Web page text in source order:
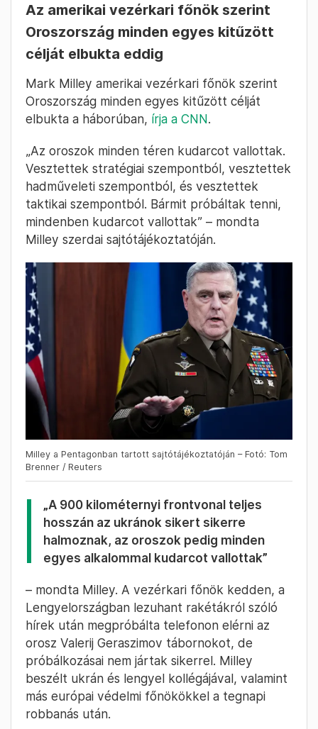
Az amerikai vezérkari főnök szerint
Oroszország minden egyes kitűzött
célját elbukta eddig
Mark Milley amerikai vezérkari főnök szerint
Oroszország minden egyes kitűzött célját
elbukta a háborúban, írja a CNN.
„Az oroszok minden téren kudarcot vallottak.
Vesztettek stratégiai szempontból, vesztettek
hadműveleti szempontból, és vesztettek
taktikai szempontból. Bármit próbáltak tenni,
mindenben kudarcot vallottak” – mondta
Milley szerdai sajtótájékoztatóján.
Milley a Pentagonban tartott sajtótájékoztatóján – Fotó: Tom
Brenner / Reuters
„A 900 kilométernyi frontvonal teljes
hosszán az ukránok sikert sikerre
halmoznak, az oroszok pedig minden
egyes alkalommal kudarcot vallottak”
– mondta Milley. A vezérkari főnök kedden, a
Lengyelországban lezuhant rakétákról szóló
hírek után megpróbálta telefonon elérni az
orosz Valerij Geraszimov tábornokot, de
próbálkozásai nem jártak sikerrel. Milley
beszélt ukrán és lengyel kollégájával, valamint
más európai védelmi főnökökkel a tegnapi
robbanás után.